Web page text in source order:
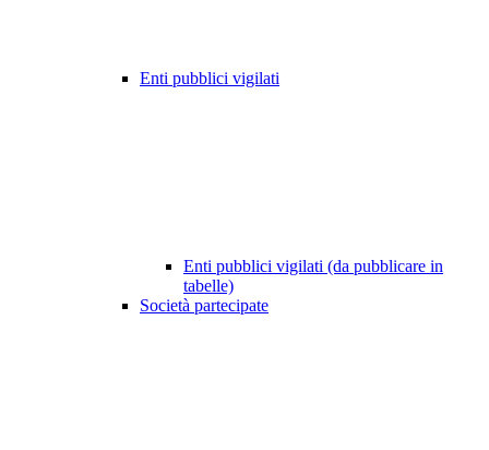
Enti pubblici vigilati
Enti pubblici vigilati (da pubblicare in
tabelle)
Società partecipate